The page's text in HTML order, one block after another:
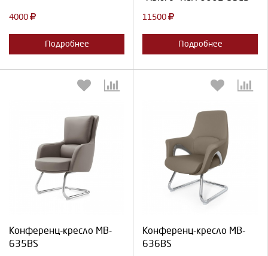
4000
Подробнее
11500
Подробнее
Конференц-кресло MB-
635BS
Выберите количество:
Конференц-кресло MB-
636BS
Выберите количество: